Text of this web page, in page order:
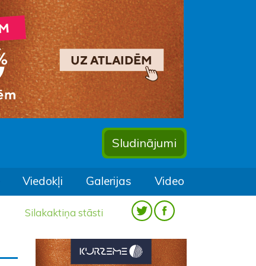
Sludinājumi
Viedokļi Galerijas Video
Silakaktiņa stāsti